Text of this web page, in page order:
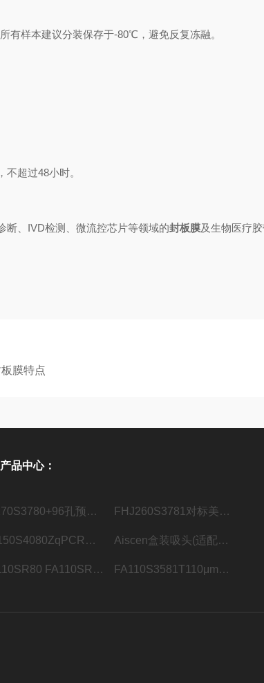
有样本建议分装保存于-80℃，避免反复冻融。
超过48小时。
断、IVD检测、微流控芯片等领域的封板膜及生物医疗
膜特点
产品中心：
FJ170S3780+96孔预开孔穿刺膜“+”开口 FHJ260S3781对标美国Bio-RadMicroseal B粘性光学封膜
FY150S4080ZqPCR荧光定量压敏膜 手柄双虚线，可撕边 Aiscen盒装吸头(适配瑞宁LTS系列移液器)
FA110SR80 FA110SR115110μm铝箔热封膜 卷膜 FA110S3581T110μm铝箔热封膜 1×12